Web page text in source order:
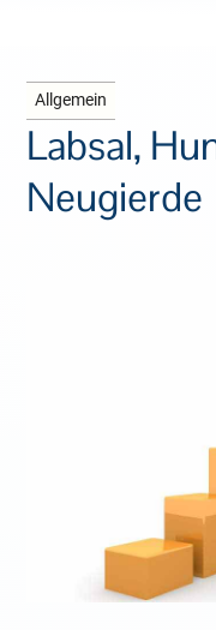
Allgemein
Labsal,
Neugierde